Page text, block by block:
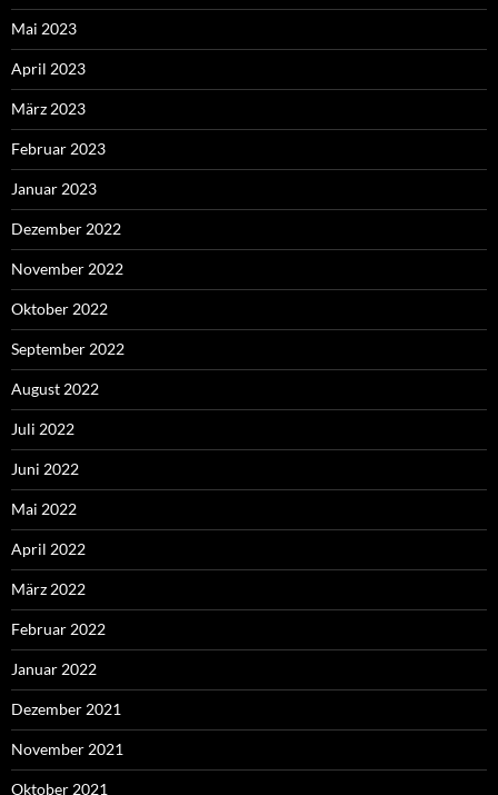
Mai 2023
April 2023
März 2023
Februar 2023
Januar 2023
Dezember 2022
November 2022
Oktober 2022
September 2022
August 2022
Juli 2022
Juni 2022
Mai 2022
April 2022
März 2022
Februar 2022
Januar 2022
Dezember 2021
November 2021
Oktober 2021